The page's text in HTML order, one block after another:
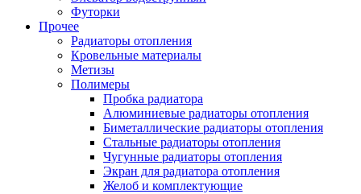
Футорки
Прочее
Радиаторы отопления
Кровельные материалы
Метизы
Полимеры
Пробка радиатора
Алюминиевые радиаторы отопления
Биметаллические радиаторы отопления
Стальные радиаторы отопления
Чугунные радиаторы отопления
Экран для радиатора отопления
Желоб и комплектующие